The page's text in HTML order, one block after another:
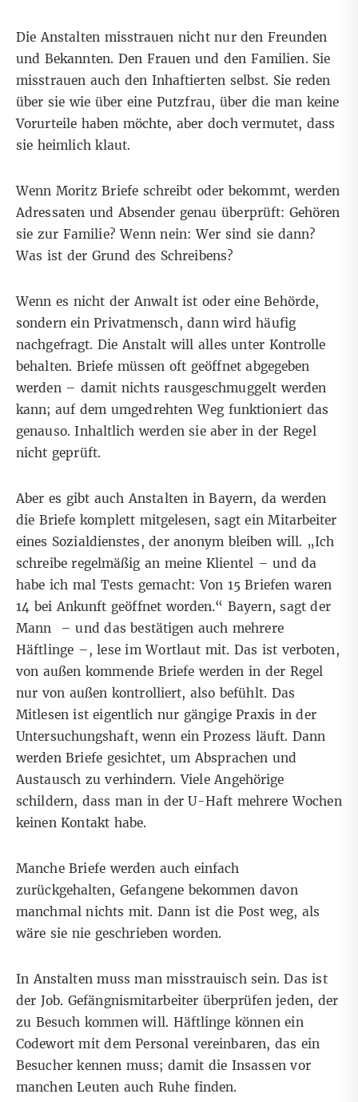
Die Anstalten misstrauen nicht nur den Freunden
und Bekannten. Den Frauen und den Familien. Sie
misstrauen auch den Inhaftierten selbst. Sie reden
über sie wie über eine Putzfrau, über die man keine
Vorurteile haben möchte, aber doch vermutet, dass
sie heimlich klaut.
Wenn Moritz Briefe schreibt oder bekommt, werden
Adressaten und Absender genau überprüft: Gehören
sie zur Familie? Wenn nein: Wer sind sie dann?
Was ist der Grund des Schreibens?
Wenn es nicht der Anwalt ist oder eine Behörde,
sondern ein Privatmensch, dann wird häufig
nachgefragt. Die Anstalt will alles unter Kontrolle
behalten. Briefe müssen oft geöffnet abgegeben
werden – damit nichts rausgeschmuggelt werden
kann; auf dem umgedrehten Weg funktioniert das
genauso. Inhaltlich werden sie aber in der Regel
nicht geprüft.
Aber es gibt auch Anstalten in Bayern, da werden
die Briefe komplett mitgelesen, sagt ein Mitarbeiter
eines Sozialdienstes, der anonym bleiben will. „Ich
schreibe regelmäßig an meine Klientel – und da
habe ich mal Tests gemacht: Von 15 Briefen waren
14 bei Ankunft geöffnet worden.“ Bayern, sagt der
Mann – und das bestätigen auch mehrere
Häftlinge –, lese im Wortlaut mit. Das ist verboten,
von außen kommende Briefe werden in der Regel
nur von außen kontrolliert, also befühlt. Das
Mitlesen ist eigentlich nur gängige Praxis in der
Untersuchungshaft, wenn ein Prozess läuft. Dann
werden Briefe gesichtet, um Absprachen und
Austausch zu verhindern. Viele Angehörige
schildern, dass man in der U-Haft mehrere Wochen
keinen Kontakt habe.
Manche Briefe werden auch einfach
zurückgehalten, Gefangene bekommen davon
manchmal nichts mit. Dann ist die Post weg, als
wäre sie nie geschrieben worden.
In Anstalten muss man misstrauisch sein. Das ist
der Job. Gefängnismitarbeiter überprüfen jeden, der
zu Besuch kommen will. Häftlinge können ein
Codewort mit dem Personal vereinbaren, das ein
Besucher kennen muss; damit die Insassen vor
manchen Leuten auch Ruhe finden.